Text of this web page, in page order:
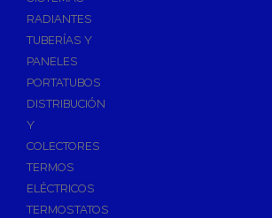
Ósmosis con Depósito
Recambios de Ósmosis
Grifería de Ósmosis
Regulación y Dosificación de Agua
RADIANTES
TUBERÍAS Y
PANELES
PORTATUBOS
DISTRIBUCIÓN
Y
COLECTORES
TERMOS
ELÉCTRICOS
TERMOSTATOS